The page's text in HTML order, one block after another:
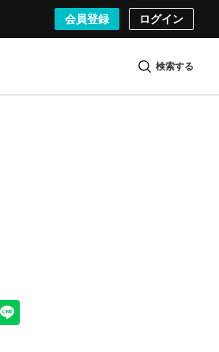
会員登録 ログイン
検索する